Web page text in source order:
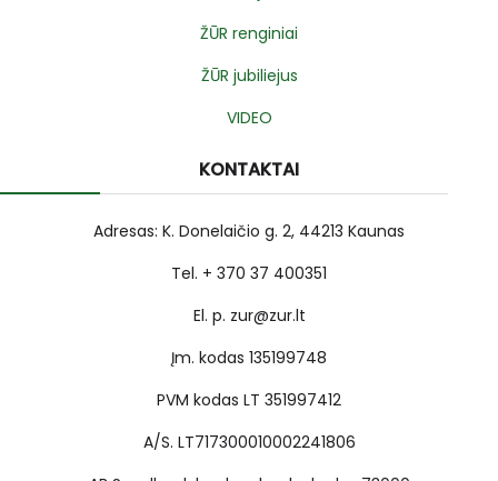
ŽŪR renginiai
ŽŪR jubiliejus
VIDEO
KONTAKTAI
Adresas: K. Donelaičio g. 2, 44213 Kaunas
Tel. + 370 37 400351
El. p. zur@zur.lt
Įm. kodas 135199748
PVM kodas LT 351997412
A/S. LT717300010002241806